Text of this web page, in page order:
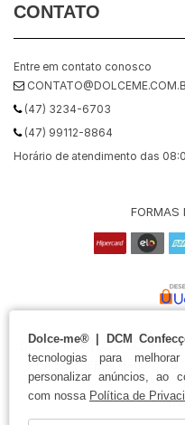
Dolce-me® | DCM
tecnologias para
personalizar anúncios, ao
com nossa Política de
CONTATO
Entre em contato conosco
(47) 3234-6703
(47) 99112-8864
Horário de atendimento das
FORMAS
DOLCE-ME® | DCM
RUA SÃO SEBASTIÃO, Nº 96